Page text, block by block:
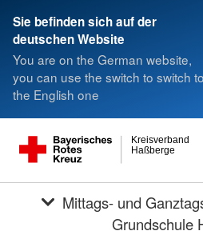
Sie befinden sich auf der
deutschen Website
You are on the German website,
you can use the switch to switch to
the English one
Haßberge
Kreisverband
Grundschule